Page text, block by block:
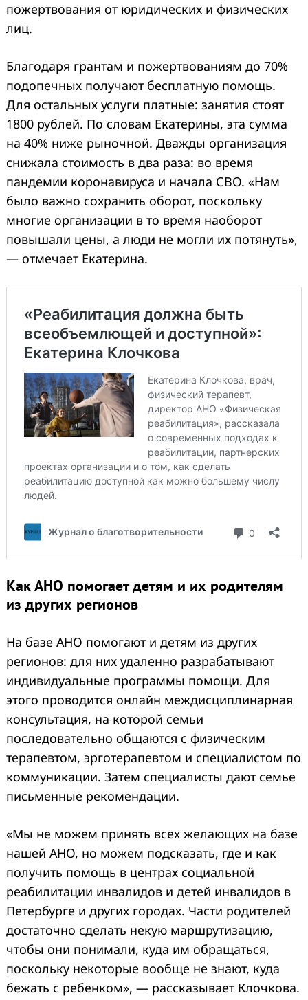
пожертвования от юридических и физических
лиц.
Благодаря грантам и пожертвованиям до 70%
подопечных получают бесплатную помощь.
Для остальных услуги платные: занятия стоят
1800 рублей. По словам Екатерины, эта сумма
на 40% ниже рыночной. Дважды организация
снижала стоимость в два раза: во время
пандемии коронавируса и начала СВО. «Нам
было важно сохранить оборот, поскольку
многие организации в то время наоборот
повышали цены, а люди не могли их потянуть»,
— отмечает Екатерина.
Как АНО помогает детям и их родителям
из других регионов
На базе АНО помогают и детям из других
регионов: для них удаленно разрабатывают
индивидуальные программы помощи. Для
этого проводится онлайн междисциплинарная
консультация, на которой семьи
последовательно общаются с физическим
терапевтом, эрготерапевтом и специалистом по
коммуникации. Затем специалисты дают семье
письменные рекомендации.
«Мы не можем принять всех желающих на базе
нашей АНО, но можем подсказать, где и как
получить помощь в центрах социальной
реабилитации инвалидов и детей инвалидов в
Петербурге и других городах. Части родителей
достаточно сделать некую маршрутизацию,
чтобы они понимали, куда им обращаться,
поскольку некоторые вообще не знают, куда
бежать с ребенком», — рассказывает Клочкова.
for: